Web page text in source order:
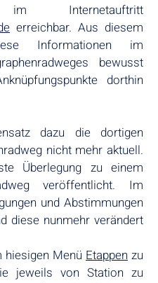
Internetauftritt
erreichbar. Aus diesem
Informationen im
bewusst
dorthin
dazu die dortigen
nicht mehr aktuell.
Überlegung zu einem
veröffentlicht. Im
und Abstimmungen
diese nunmehr verändert
Menü Etappen zu
jeweils von Station zu